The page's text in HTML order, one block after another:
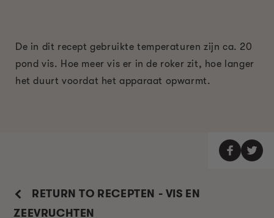
De in dit recept gebruikte temperaturen zijn ca. 20
pond vis. Hoe meer vis er in de roker zit, hoe langer
het duurt voordat het apparaat opwarmt.
RETURN TO RECEPTEN - VIS EN
ZEEVRUCHTEN